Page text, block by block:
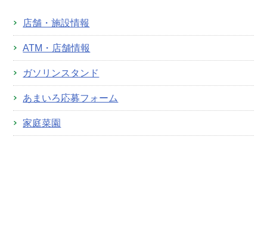
店舗・施設情報
ATM・店舗情報
ガソリンスタンド
あまいろ応募フォーム
家庭菜園